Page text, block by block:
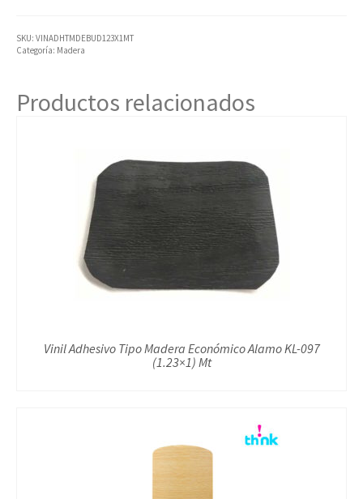
SKU: VINADHTMDEBUD123X1MT
Categoría: Madera
Productos relacionados
Vinil Adhesivo Tipo Madera Económico Alamo KL-097
(1.23×1) Mt